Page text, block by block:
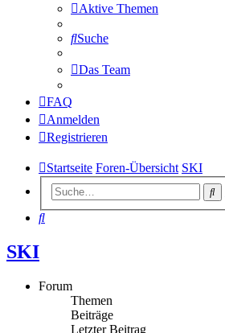
Aktive Themen
Suche
Das Team
FAQ
Anmelden
Registrieren
Startseite Foren-Übersicht SKI
Suche
SKI
Forum
Themen
Beiträge
Letzter Beitrag